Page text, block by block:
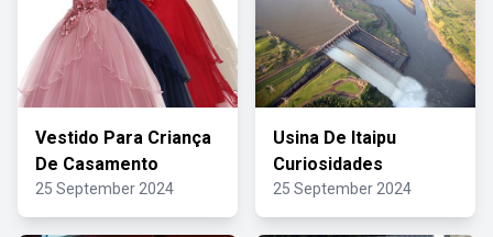
Vestido Para Criança
De Casamento
25 September 2024
Usina De Itaipu
Curiosidades
25 September 2024